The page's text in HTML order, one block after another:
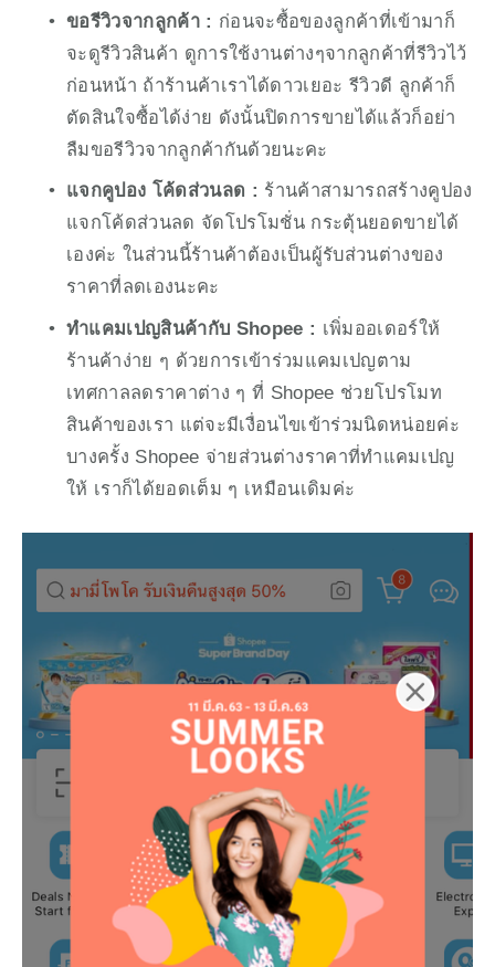
ขอรีวิวจากลูกค้า : ก่อนจะซื้อของลูกค้าที่เข้ามาก็
จะดูรีวิวสินค้า ดูการใช้งานต่างๆจากลูกค้าที่รีวิวไว้
ก่อนหน้า ถ้าร้านค้าเราได้ดาวเยอะ รีวิวดี ลูกค้าก็
ตัดสินใจซื้อได้ง่าย ดังนั้นปิดการขายได้แล้วก็อย่า
ลืมขอรีวิวจากลูกค้ากันด้วยนะคะ
แจกคูปอง โค้ดส่วนลด : ร้านค้าสามารถสร้างคูปอง
แจกโค้ดส่วนลด จัดโปรโมชั่น กระตุ้นยอดขายได้
เองค่ะ ในส่วนนี้ร้านค้าต้องเป็นผู้รับส่วนต่างของ
ราคาที่ลดเองนะคะ
ทำแคมเปญสินค้ากับ Shopee : เพิ่มออเดอร์ให้
ร้านค้าง่าย ๆ ด้วยการเข้าร่วมแคมเปญตาม
เทศกาลลดราคาต่าง ๆ ที่ Shopee ช่วยโปรโมท
สินค้าของเรา แต่จะมีเงื่อนไขเข้าร่วมนิดหน่อยค่ะ
บางครั้ง Shopee จ่ายส่วนต่างราคาที่ทำแคมเปญ
ให้ เราก็ได้ยอดเต็ม ๆ เหมือนเดิมค่ะ